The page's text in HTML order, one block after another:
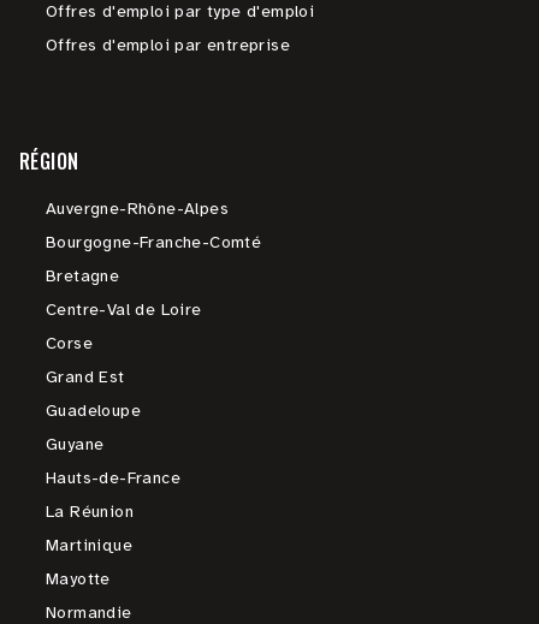
Offres d'emploi par type d'emploi
Offres d'emploi par entreprise
RÉGION
Auvergne-Rhône-Alpes
Bourgogne-Franche-Comté
Bretagne
Centre-Val de Loire
Corse
Grand Est
Guadeloupe
Guyane
Hauts-de-France
La Réunion
Martinique
Mayotte
Normandie